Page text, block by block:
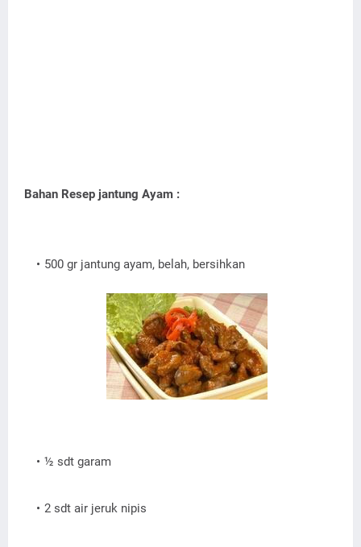
Bahan Resep jantung Ayam :
500 gr jantung ayam, belah, bersihkan
½ sdt garam
2 sdt air jeruk nipis